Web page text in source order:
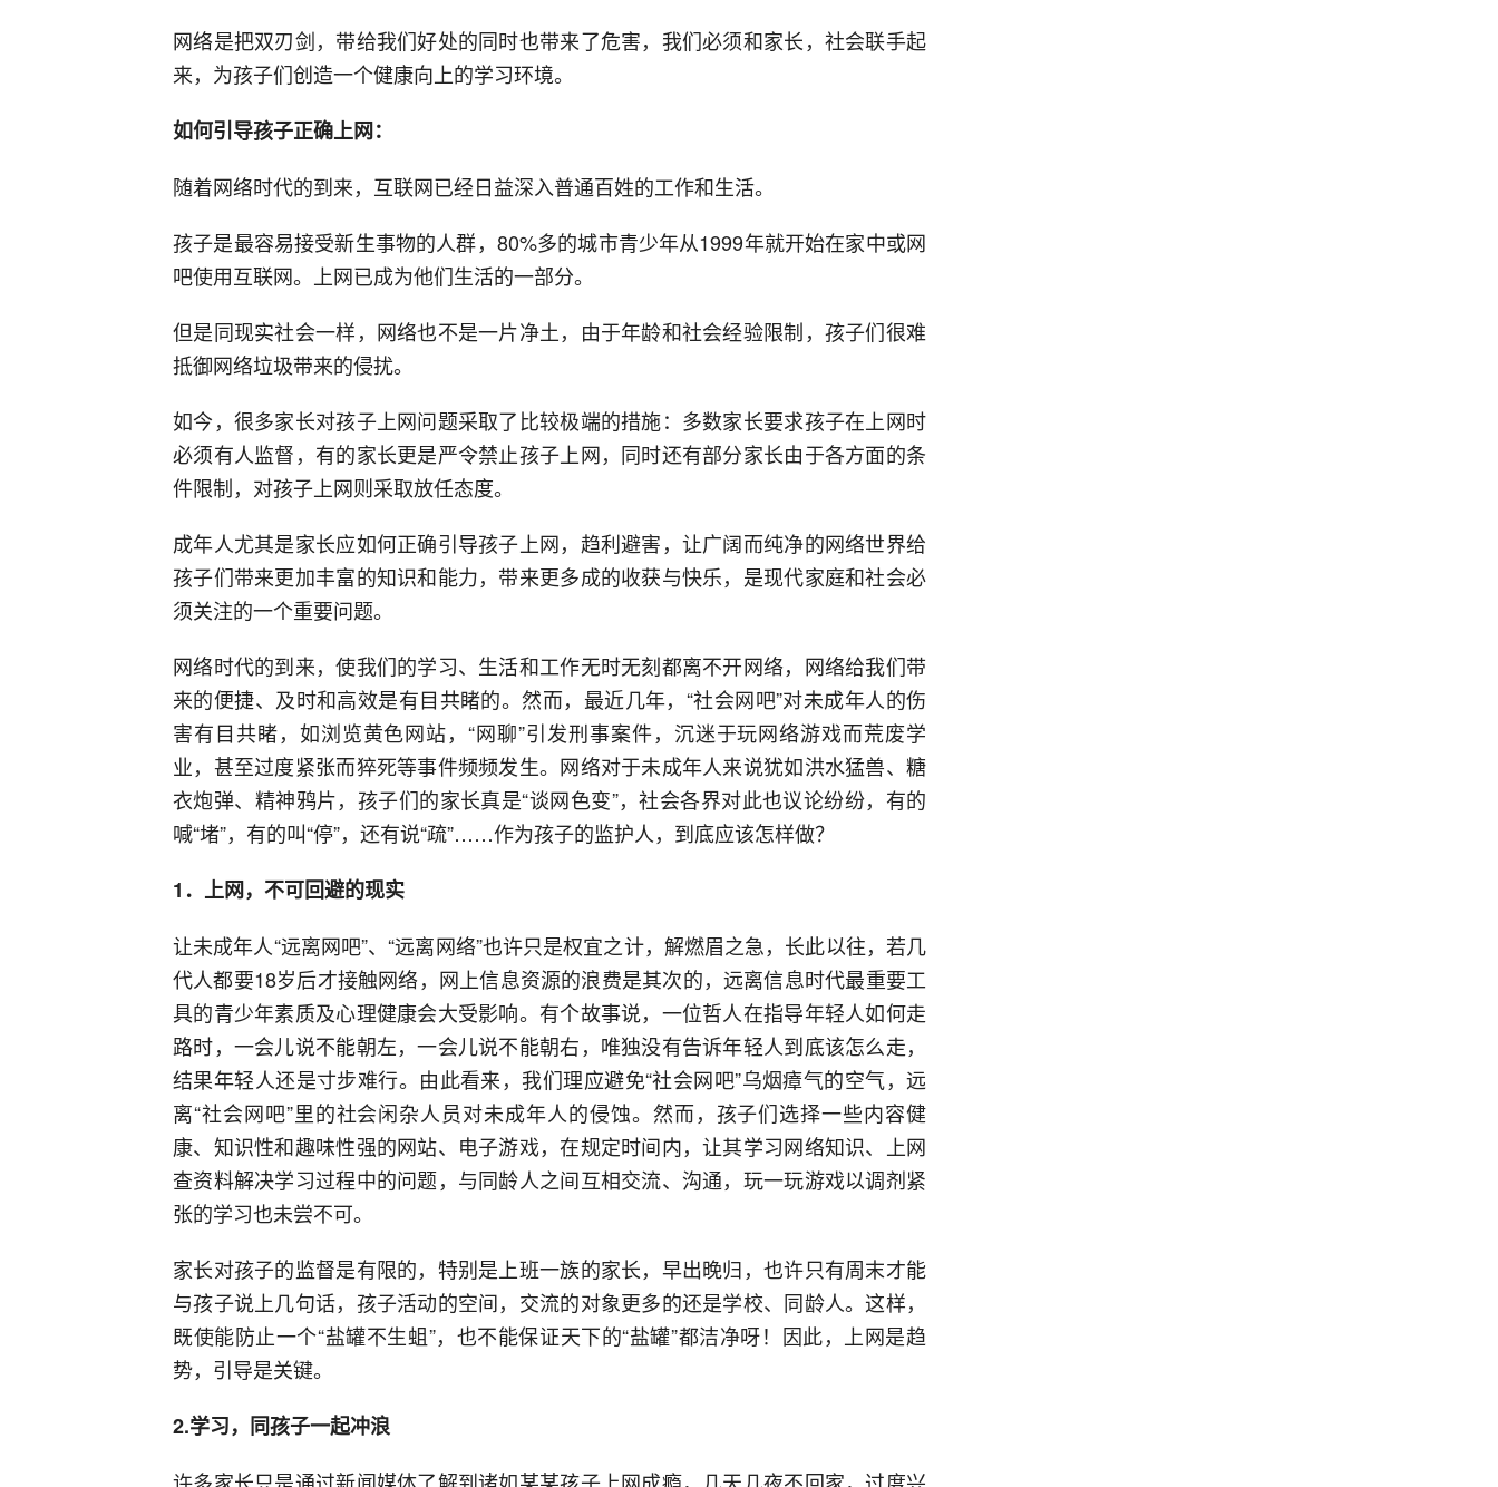
网络是把双刃剑，带给我们好处的同时也带来了危害，我们必须和家长，社会联手起
来，为孩子们创造一个健康向上的学习环境。
如何引导孩子正确上网：
随着网络时代的到来，互联网已经日益深入普通百姓的工作和生活。
孩子是最容易接受新生事物的人群，80%多的城市青少年从1999年就开始在家中或网
吧使用互联网。上网已成为他们生活的一部分。
但是同现实社会一样，网络也不是一片净土，由于年龄和社会经验限制，孩子们很难
抵御网络垃圾带来的侵扰。
如今，很多家长对孩子上网问题采取了比较极端的措施：多数家长要求孩子在上网时
必须有人监督，有的家长更是严令禁止孩子上网，同时还有部分家长由于各方面的条
件限制，对孩子上网则采取放任态度。
成年人尤其是家长应如何正确引导孩子上网，趋利避害，让广阔而纯净的网络世界给
孩子们带来更加丰富的知识和能力，带来更多成的收获与快乐，是现代家庭和社会必
须关注的一个重要问题。
网络时代的到来，使我们的学习、生活和工作无时无刻都离不开网络，网络给我们带
来的便捷、及时和高效是有目共睹的。然而，最近几年，“社会网吧”对未成年人的伤
害有目共睹，如浏览黄色网站，“网聊”引发刑事案件，沉迷于玩网络游戏而荒废学
业，甚至过度紧张而猝死等事件频频发生。网络对于未成年人来说犹如洪水猛兽、糖
衣炮弹、精神鸦片，孩子们的家长真是“谈网色变”，社会各界对此也议论纷纷，有的
喊“堵”，有的叫“停”，还有说“疏”……作为孩子的监护人，到底应该怎样做？
1．上网，不可回避的现实
让未成年人“远离网吧”、“远离网络”也许只是权宜之计，解燃眉之急，长此以往，若几
代人都要18岁后才接触网络，网上信息资源的浪费是其次的，远离信息时代最重要工
具的青少年素质及心理健康会大受影响。有个故事说，一位哲人在指导年轻人如何走
路时，一会儿说不能朝左，一会儿说不能朝右，唯独没有告诉年轻人到底该怎么走，
结果年轻人还是寸步难行。由此看来，我们理应避免“社会网吧”乌烟瘴气的空气，远
离“社会网吧”里的社会闲杂人员对未成年人的侵蚀。然而，孩子们选择一些内容健
康、知识性和趣味性强的网站、电子游戏，在规定时间内，让其学习网络知识、上网
查资料解决学习过程中的问题，与同龄人之间互相交流、沟通，玩一玩游戏以调剂紧
张的学习也未尝不可。
家长对孩子的监督是有限的，特别是上班一族的家长，早出晚归，也许只有周末才能
与孩子说上几句话，孩子活动的空间，交流的对象更多的还是学校、同龄人。这样，
既使能防止一个“盐罐不生蛆”，也不能保证天下的“盐罐”都洁净呀！因此，上网是趋
势，引导是关键。
2.学习，同孩子一起冲浪